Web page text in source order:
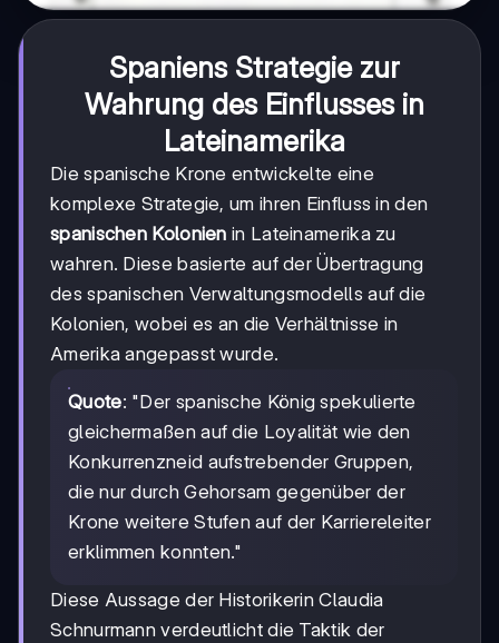
Spaniens Strategie zur
Wahrung des Einflusses in
Lateinamerika
Die spanische Krone entwickelte eine
komplexe Strategie, um ihren Einfluss in den
spanischen Kolonien in Lateinamerika zu
wahren. Diese basierte auf der Übertragung
des spanischen Verwaltungsmodells auf die
Kolonien, wobei es an die Verhältnisse in
Amerika angepasst wurde.
Quote: "Der spanische König spekulierte
gleichermaßen auf die Loyalität wie den
Konkurrenzneid aufstrebender Gruppen,
die nur durch Gehorsam gegenüber der
Krone weitere Stufen auf der Karriereleiter
erklimmen konnten."
Diese Aussage der Historikerin Claudia
Schnurmann verdeutlicht die Taktik der